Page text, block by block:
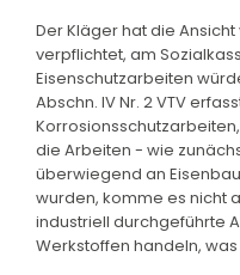
Der Kläger hat die
verpflichtet, am
Eisenschutzarbeiten
Abschn. IV Nr. 2 VTV
die Arbeiten - wie
überwiegend an
wurden, komme es nicht
industriell durchgeführte
Werkstoffen handeln,